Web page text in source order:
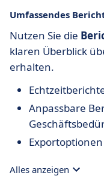
Umfassendes
Nutzen Sie die
klaren Überblick
erhalten.
Anpassbare
Alles anzeigen